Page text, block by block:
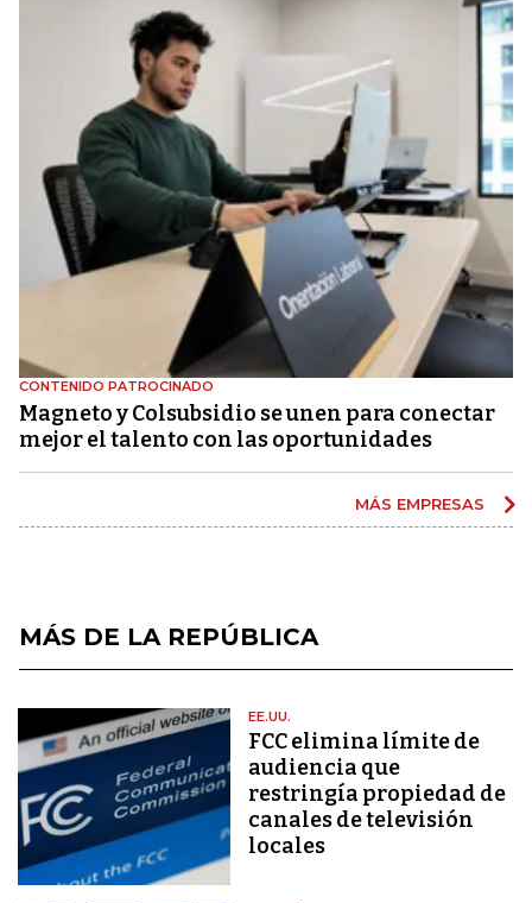
CONTENIDO PATROCINADO
Magneto y Colsubsidio se unen para conectar
mejor el talento con las oportunidades
MÁS EMPRESAS
MÁS DE LA REPÚBLICA
EE.UU.
FCC elimina límite de
audiencia que
restringía propiedad de
canales de televisión
locales